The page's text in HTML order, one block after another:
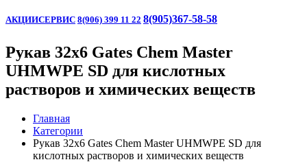
АКЦИИСЕРВИС 8(906) 399 11 22 8(905)367-58-58
Рукав 32х6 Gates Chem Master
UHMWPE SD для кислотных
растворов и химических веществ
Главная
Категории
Рукав 32х6 Gates Chem Master UHMWPE SD для
кислотных растворов и химических веществ